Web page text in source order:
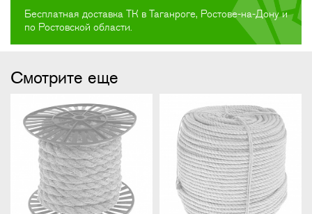
Бесплатная доставка ТК в Таганроге, Ростове-на-Дону и
по Ростовской области.
Смотрите еще